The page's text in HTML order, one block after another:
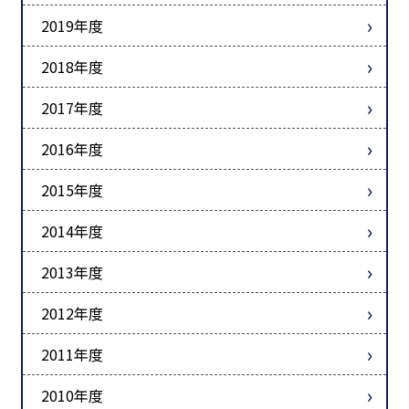
2019年度
2018年度
2017年度
2016年度
2015年度
2014年度
2013年度
2012年度
2011年度
2010年度